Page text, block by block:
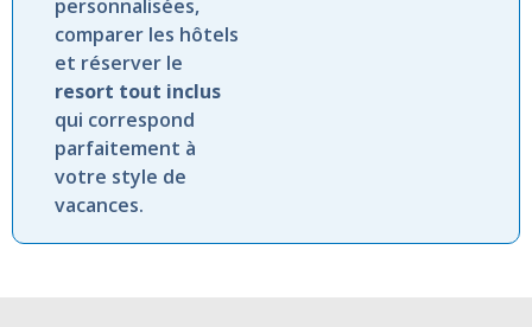
personnalisées,
comparer les hôtels
et réserver le
resort tout inclus
qui correspond
parfaitement à
votre style de
vacances.